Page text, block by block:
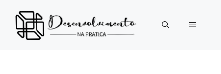
para
conteúdo
Menu